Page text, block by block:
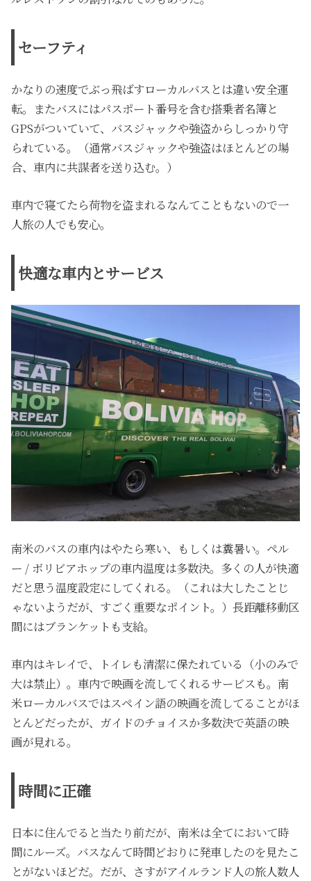
セーフティ
かなりの速度でぶっ飛ばすローカルバスとは違い安全運
転。またバスにはパスポート番号を含む搭乗者名簿と
GPSがついていて、バスジャックや強盗からしっかり守
られている。（通常バスジャックや強盗はほとんどの場
合、車内に共謀者を送り込む。）
車内で寝てたら荷物を盗まれるなんてこともないので一
人旅の人でも安心。
快適な車内とサービス
南米のバスの車内はやたら寒い、もしくは糞暑い。ペル
ー / ボリビアホップの車内温度は多数決。多くの人が快適
だと思う温度設定にしてくれる。（これは大したことじ
ゃないようだが、すごく重要なポイント。）長距離移動区
間にはブランケットも支給。
車内はキレイで、トイレも清潔に保たれている（小のみで
大は禁止）。車内で映画を流してくれるサービスも。南
米ローカルバスではスペイン語の映画を流してることがほ
とんどだったが、ガイドのチョイスか多数決で英語の映
画が見れる。
時間に正確
日本に住んでると当たり前だが、南米は全てにおいて時
間にルーズ。バスなんて時間どおりに発車したのを見たこ
とがないほどだ。だが、さすがアイルランド人の旅人数人